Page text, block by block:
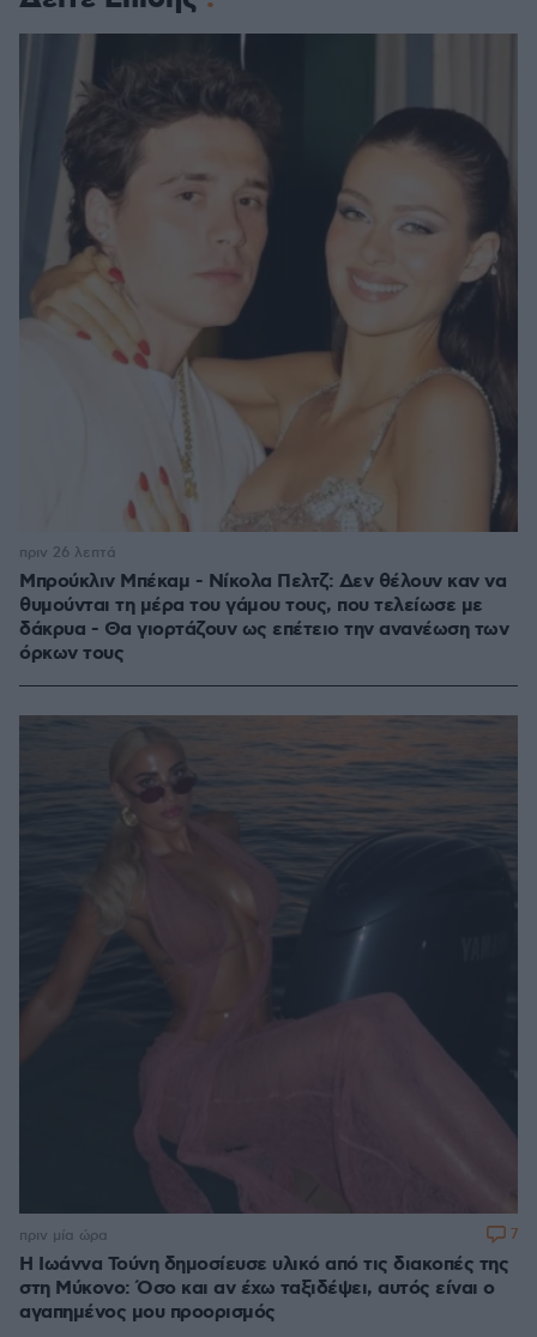
Μπρούκλιν Μπέκαμ - Νίκολα Πελτζ: Δεν θέλουν καν να
θυμούνται τη μέρα του γάμου τους, που τελείωσε με
δάκρυα - Θα γιορτάζουν ως επέτειο την ανανέωση των
όρκων τους
πριν 26 λεπτά
Η Ιωάννα Τούνη δημοσίευσε υλικό από τις διακοπές της
στη Μύκονο: Όσο και αν έχω ταξιδέψει, αυτός είναι ο
αγαπημένος μου προορισμός
πριν μία ώρα 7